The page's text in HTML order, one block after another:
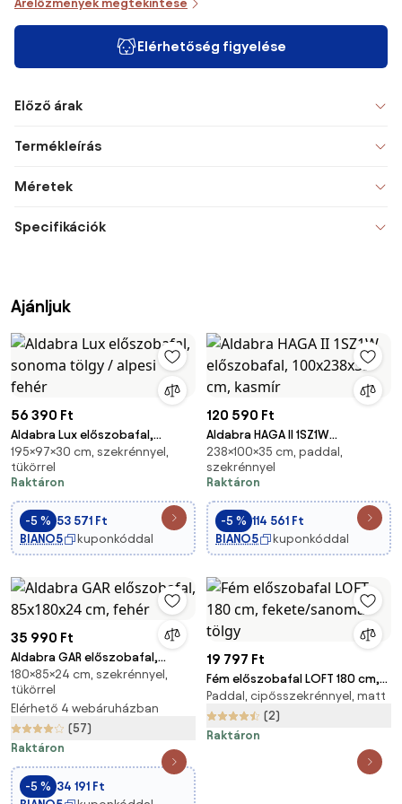
Árelőzmények megtekintése
Elérhetőség figyelése
Előző árak
Termékleírás
Méretek
Specifikációk
Ajánljuk
56 390 Ft
Aldabra Lux előszobafal,
sonoma tölgy / alpesi fehér
195×97×30 cm, szekrénnyel,
tükörrel
Raktáron
-5 % 53 571 Ft
BIANO5
kuponkóddal
120 590 Ft
Aldabra HAGA II 1SZ1W
előszobafal, 100x238x35 cm,
kasmír
238×100×35 cm, paddal,
szekrénnyel
Raktáron
-5 % 114 561 Ft
BIANO5
kuponkóddal
35 990 Ft
Aldabra GAR előszobafal,
85x180x24 cm, fehér
180×85×24 cm, szekrénnyel,
tükörrel
Elérhető 4 webáruházban
(57)
Raktáron
-5 % 34 191 Ft
19 797 Ft
Fém előszobafal LOFT 180 cm,
fekete/sanoma tölgy
Paddal, cipősszekrénnyel, matt
(2)
Raktáron